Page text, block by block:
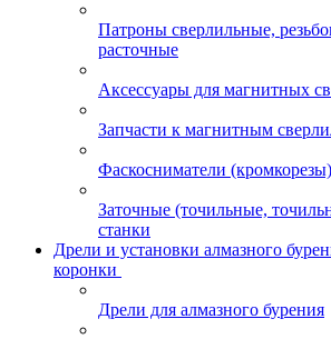
Патроны сверлильные,
расточные
Аксессуары для магнитных
Запчасти к магнитным
Фаскосниматели (кромкорезы)
Заточные (точильные,
станки
Дрели и установки алмазного
коронки
Дрели для алмазного бурения